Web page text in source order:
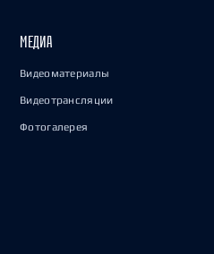
МЕДИА
Видеоматериалы
Видеотрансляции
Фотогалерея